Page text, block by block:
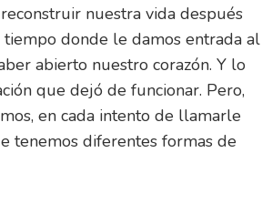
nuestra vida después
donde le damos entrada al
abierto nuestro corazón. Y lo
que dejó de funcionar. Pero,
en cada intento de llamarle
tenemos diferentes formas de